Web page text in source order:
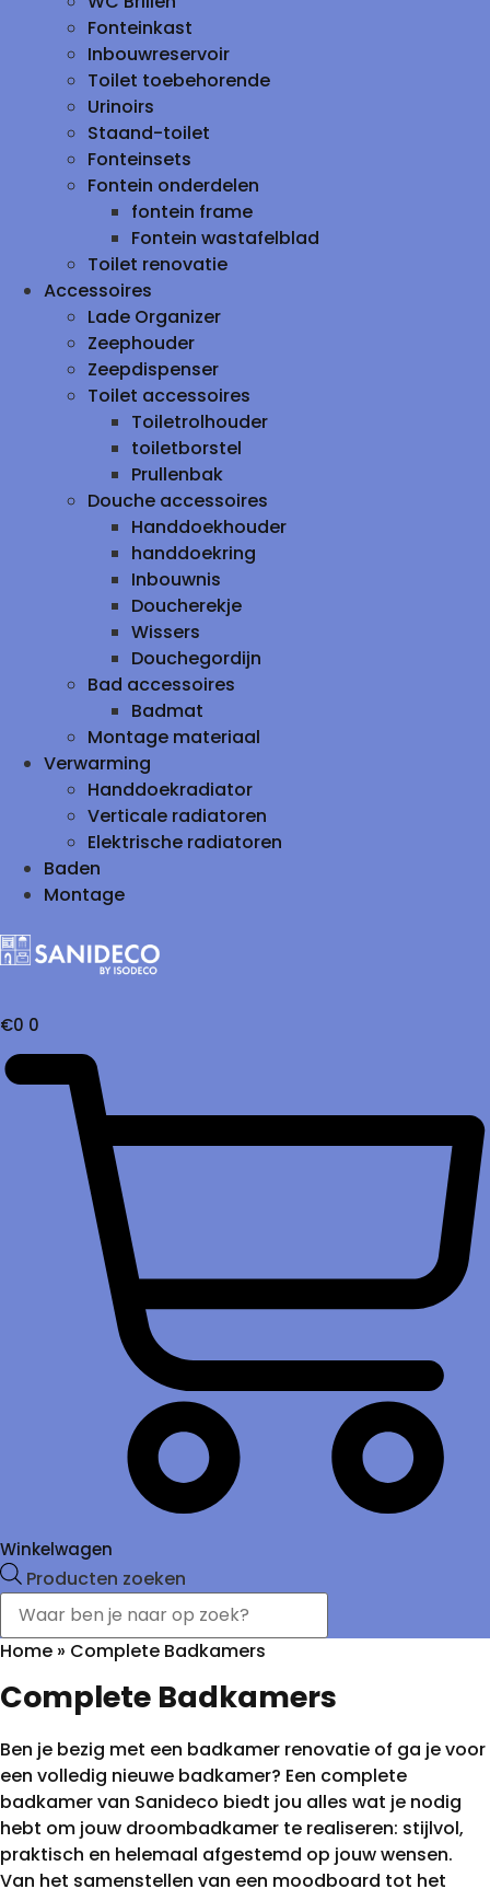
Fonteinkast
Inbouwreservoir
Toilet toebehorende
Urinoirs
Staand-toilet
Fonteinsets
Fontein onderdelen
fontein frame
Fontein wastafelblad
Toilet renovatie
Accessoires
Lade Organizer
Zeephouder
Zeepdispenser
Toilet accessoires
Toiletrolhouder
toiletborstel
Prullenbak
Douche accessoires
Handdoekhouder
handdoekring
Inbouwnis
Doucherekje
Wissers
Douchegordijn
Bad accessoires
Badmat
Montage materiaal
Verwarming
Handdoekradiator
Verticale radiatoren
Elektrische radiatoren
Baden
Montage
€0 0
Winkelwagen
Producten zoeken
Home » Complete Badkamers
Complete Badkamers
Ben je bezig met een badkamer renovatie of ga je voor
een volledig nieuwe badkamer? Een complete
badkamer van Sanideco biedt jou alles wat je nodig
hebt om jouw droombadkamer te realiseren: stijlvol,
praktisch en helemaal afgestemd op jouw wensen.
Van het samenstellen van een moodboard tot het